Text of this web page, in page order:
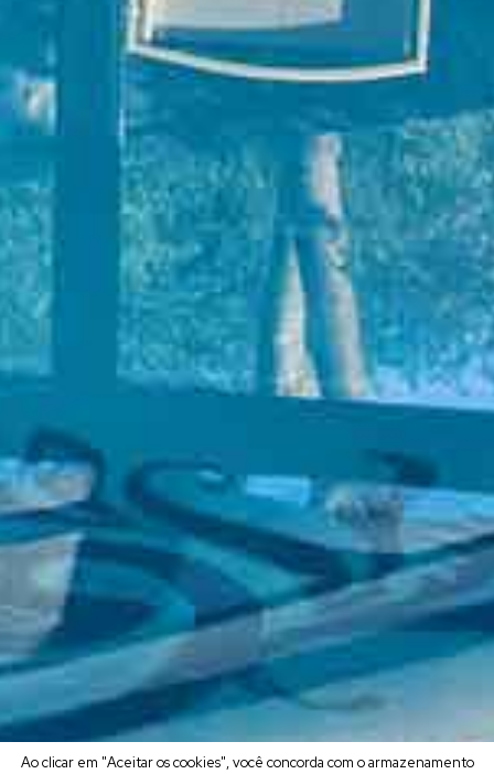
Ao clicar em "Aceitar os cookies", você concorda com o armazenamento